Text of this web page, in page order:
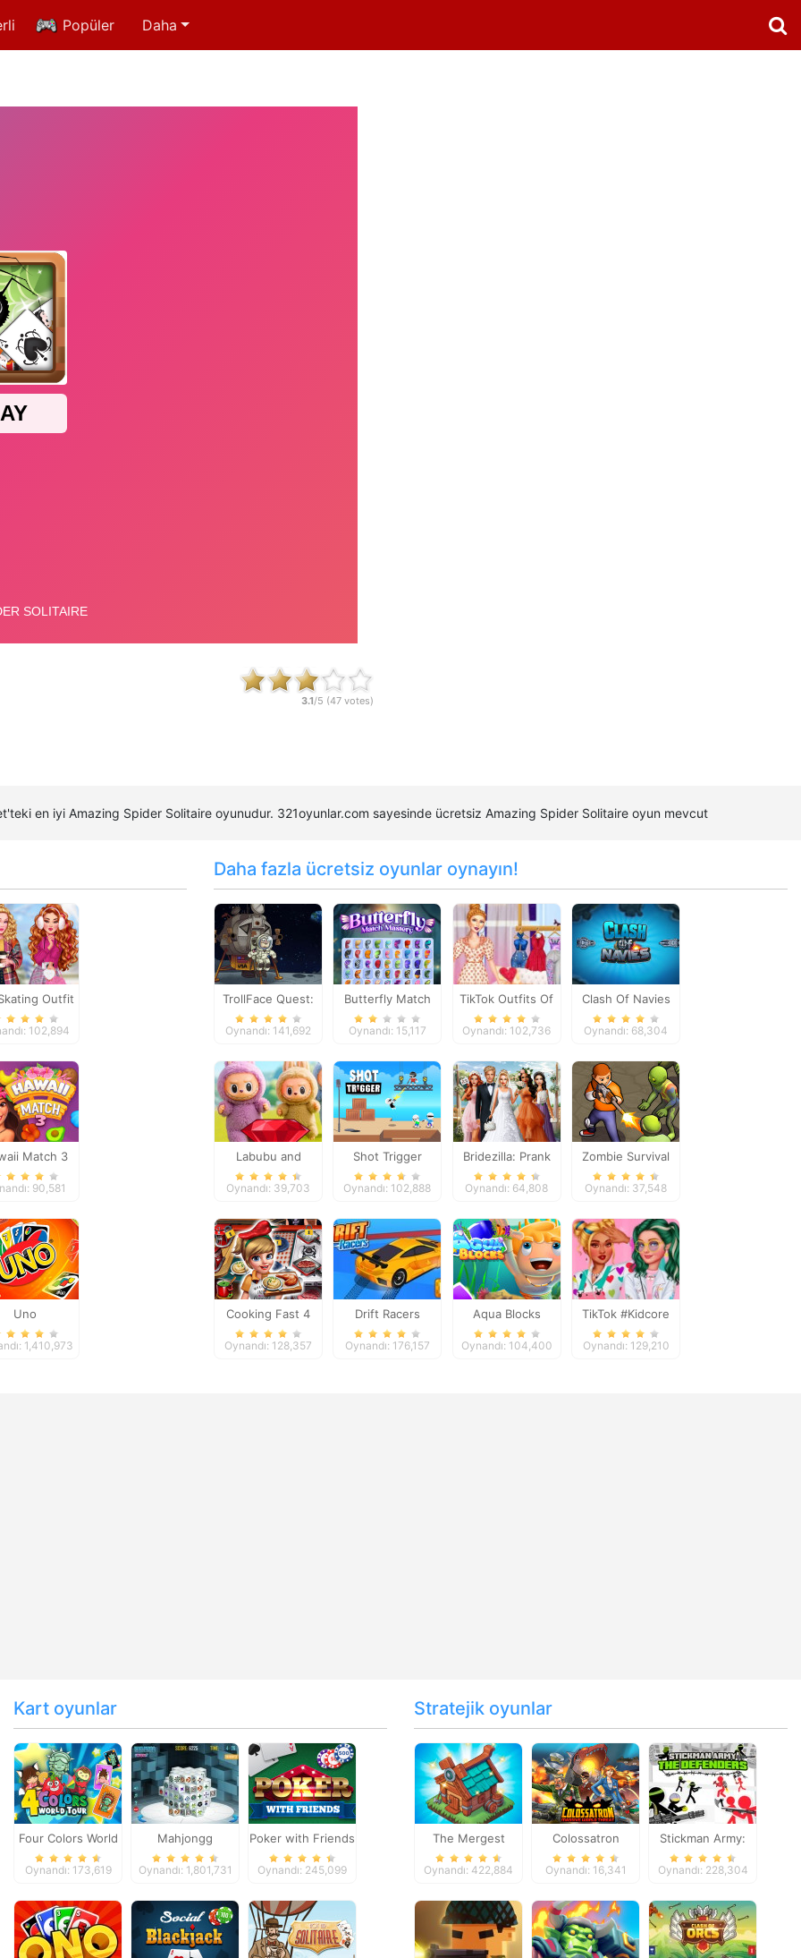
Popüler Daha
3.1/5 (47votes)
en iyi Amazing Spider Solitaire oyunudur. 321oyunlar.com sayesinde ücretsiz Amazing Spider Solitaire oyun mevcut
Outfit
102,894
Match 3
90,581
Uno
1,410,973
Daha fazla ücretsiz oyunlar oynayın!
TrollFace Quest:
USA 1
Oynandı: 141,692
Butterfly Match
Mastery
Oynandı: 15,117
TikTok Outfits Of
The Week
Oynandı: 102,736
Clash Of Navies
Oynandı: 68,304
Labubu and
Treasures: Fun
Oynandı: 39,703
Shot Trigger
Oynandı: 102,888
Bridezilla: Prank
The Bride
Oynandı: 64,808
Zombie Survival
Oynandı: 37,548
Cooking Fast 4
Steak
Oynandı: 128,357
Drift Racers
Oynandı: 176,157
Aqua Blocks
Oynandı: 104,400
TikTok #Kidcore
Models
Oynandı: 129,210
Kart oyunlar
Four Colors World
Tour
Oynandı: 173,619
Mahjongg
Dimensions
Oynandı: 1,801,731
Poker with Friends
Oynandı: 245,099
Stratejik oyunlar
The Mergest
Kingdom
Oynandı: 422,884
Colossatron
Oynandı: 16,341
Stickman Army:
The Defenders
Oynandı: 228,304